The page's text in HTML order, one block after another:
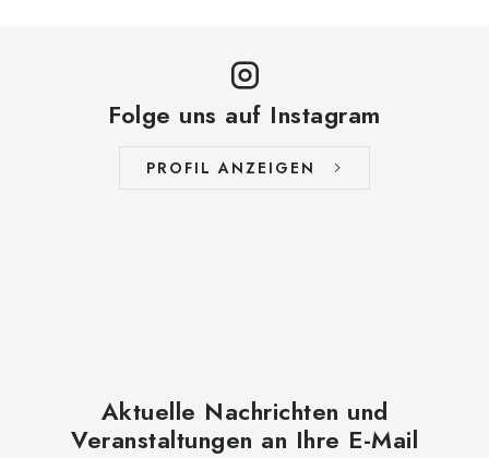
Folge uns auf Instagram
PROFIL ANZEIGEN
Aktuelle Nachrichten und
Veranstaltungen an Ihre E-Mail